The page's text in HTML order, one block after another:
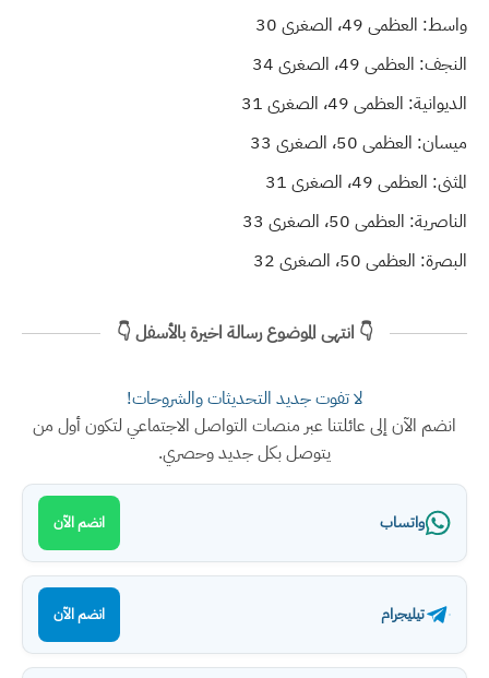
واسط: العظمى 49، الصغرى 30
النجف: العظمى 49، الصغرى 34
الديوانية: العظمى 49، الصغرى 31
ميسان: العظمى 50، الصغرى 33
المثنى: العظمى 49، الصغرى 31
الناصرية: العظمى 50، الصغرى 33
البصرة: العظمى 50، الصغرى 32
👇 انتهى الموضوع رسالة اخيرة بالأسفل 👇
لا تفوت جديد التحديثات والشروحات!
انضم الآن إلى عائلتنا عبر منصات التواصل الاجتماعي لتكون أول من
يتوصل بكل جديد وحصري.
واتساب انضم الآن
تيليجرام انضم الآن